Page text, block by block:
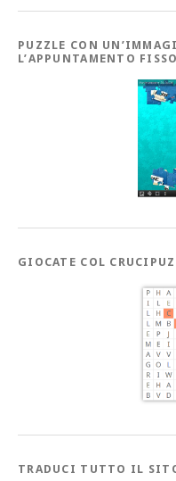
PUZZLE CON
L’APPUNTAMENTO
GIOCATE COL
TRADUCI TUTTO IL